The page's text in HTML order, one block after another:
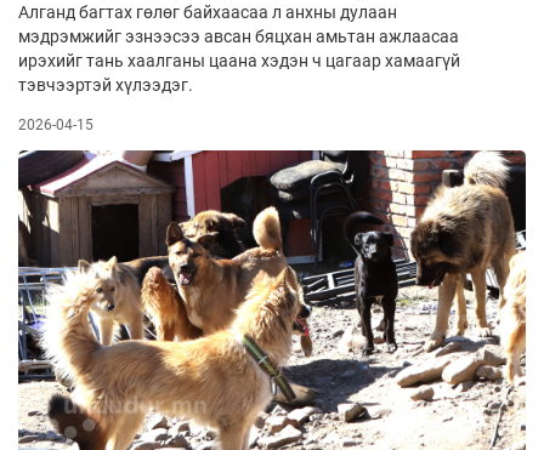
Алганд багтах гөлөг байхаасаа л анхны ду­лаан
мэдрэмжийг эзнээсээ авсан бяцхан амьтан аж­лаасаа
ирэхийг тань хаалганы цаана хэдэн ч цагаар хамаагүй
тэвчээртэй хүлээдэг.
2026-04-15